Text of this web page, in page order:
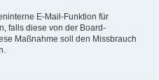
E-Mail-Funktion für
falls diese von der Board-
Maßnahme soll den Missbrauch